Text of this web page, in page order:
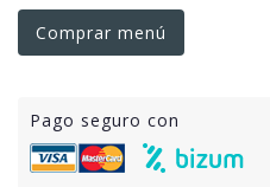
Comprar menú
Pago seguro con